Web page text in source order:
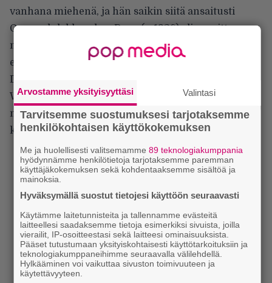
vanhana miehenä, ja hän saikin siitä ansaitusti
Oscar-ehdokkuuden. Dern (s. 1936) oli suosittu
näyttelijä 1960- ja 1970-luvuilla, ja hän on usein
esittänyt konnaa tai muuten ristiriitaista persoonaa.
Dernissä on tulisieluista karismaa, joka välittyy
Woodynkin roolista. Hän esittää Woodya koko ajan
naama peruslukemilla, mutta samalla hauskasti ja
koskettavasti.
Arvostamme yksityisyyttäsi Valintasi
Tarvitsemme suostumuksesi tarjotaksemme
henkilökohtaisen käyttökokemuksen
Me ja huolellisesti valitsemamme 89 teknologiakumppania
hyödynnämme henkilötietoja tarjotaksemme paremman
käyttäjäkokemuksen sekä kohdentaaksemme sisältöä ja
mainoksia.
Hyväksymällä suostut tietojesi käyttöön seuraavasti
Käytämme laitetunnisteita ja tallennamme evästeitä
laitteellesi saadaksemme tietoja esimerkiksi sivuista, joilla
vierailit, IP-osoitteestasi sekä laitteesi ominaisuuksista.
Pääset tutustumaan yksityiskohtaisesti käyttötarkoituksiin ja
teknologiakumppaneihimme seuraavalla välilehdellä.
Hylkääminen voi vaikuttaa sivuston toimivuuteen ja
käytettävyyteen.